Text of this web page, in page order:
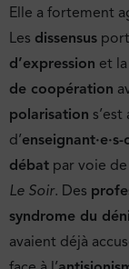
Elle a fortement
Les dissensus
d’expression et la
de coopération
polarisation
d’
débat par voie
Le Soir. Des
syndrome du
avaient déjà